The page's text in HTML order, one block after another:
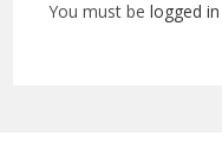
You must belogged in